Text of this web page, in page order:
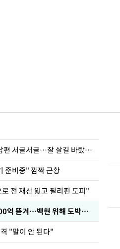
정보석 "황정음 전 남편 서글서글…잘 살길 바랐는데"
준비중" 깜짝 근황
전 재산 잃고 필리핀 도피"
차가원 "MC몽에 400억 뜯겨…백현 위해 도박빚 갚아줘"
"말이 안 된다"